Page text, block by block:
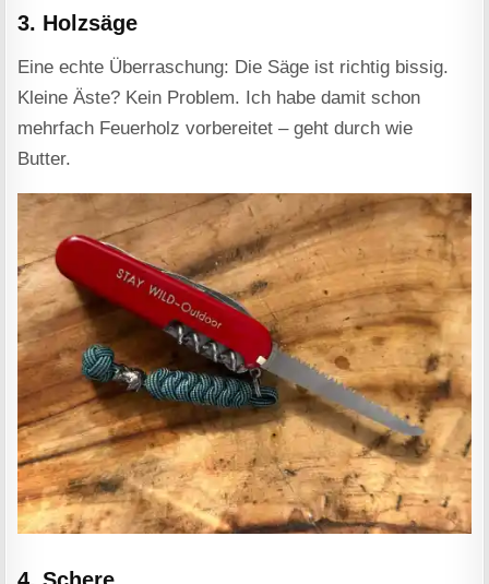
3. Holzsäge
Eine echte Überraschung: Die Säge ist richtig bissig.
Kleine Äste? Kein Problem. Ich habe damit schon
mehrfach Feuerholz vorbereitet – geht durch wie
Butter.
4. Schere